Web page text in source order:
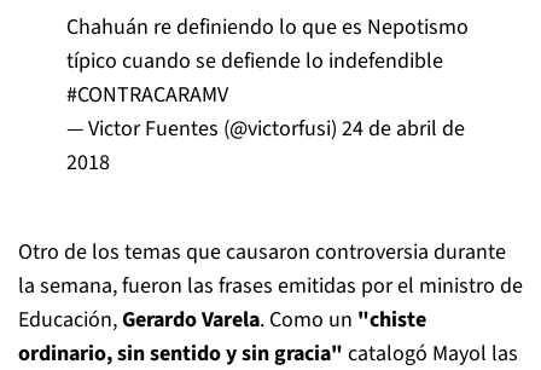
Chahuán re definiendo lo que es Nepotismo
típico cuando se defiende lo indefendible
#CONTRACARAMV
— Victor Fuentes (@victorfusi) 24 de abril de
2018
Otro de los temas que causaron controversia durante
la semana, fueron las frases emitidas por el ministro de
Educación,Gerardo Varela. Como un "chiste
ordinario, sin sentido y sin gracia" catalogó Mayol las